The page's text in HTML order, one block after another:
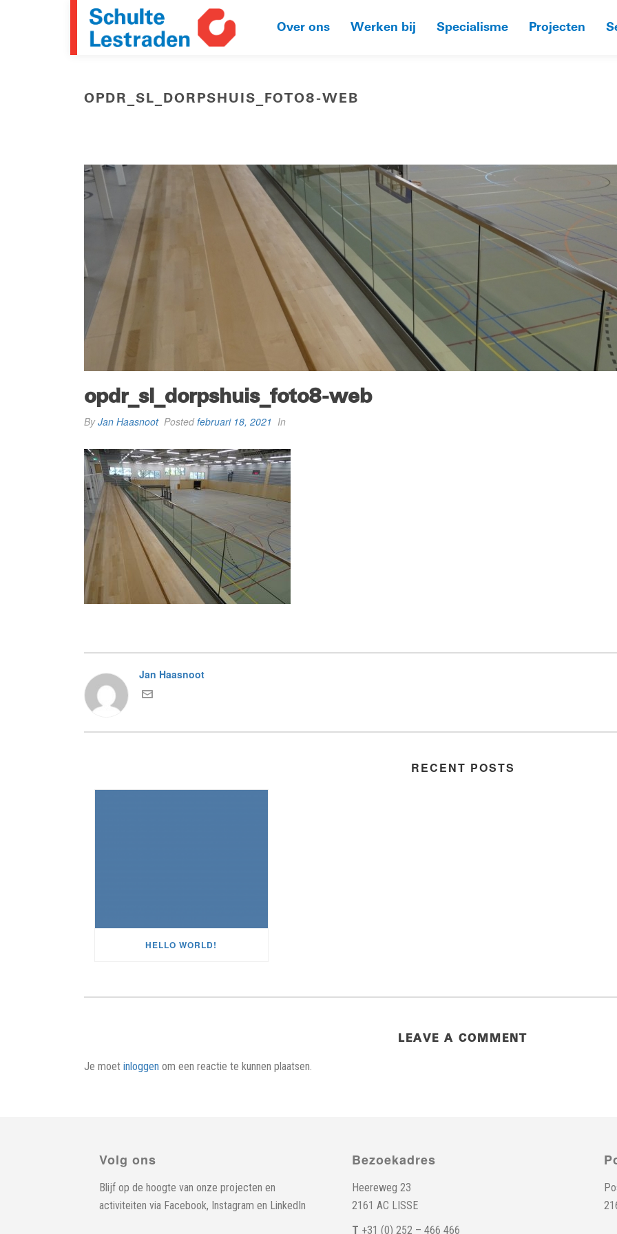
Over ons Werken bij Specialisme Projecten
OPDR_SL_DORPSHUIS_FOTO8-WEB
opdr_sl_dorpshuis_foto8-web
ByJan Haasnoot Postedfebruari 18, 2021 In
Jan Haasnoot
RECENT POSTS
HELLO WORLD!
LEAVE A COMMENT
Je moet inloggen om een reactie te kunnen plaatsen.
Volg ons
Blijf op de hoogte van onze projecten en
activiteiten via Facebook, Instagram en LinkedIn
Bezoekadres
Heereweg 23
2161 AC LISSE
T +31 (0) 252 – 466 466